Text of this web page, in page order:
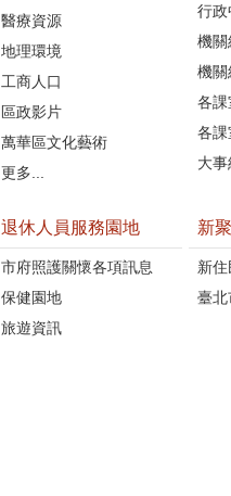
醫療資源
地理環境
工商人口
區政影片
萬華區文化藝術
更多...
行政
機關
機關
各課
各課
大事
退休人員服務園地
市府照護關懷各項訊息
保健園地
旅遊資訊
新
新
臺北